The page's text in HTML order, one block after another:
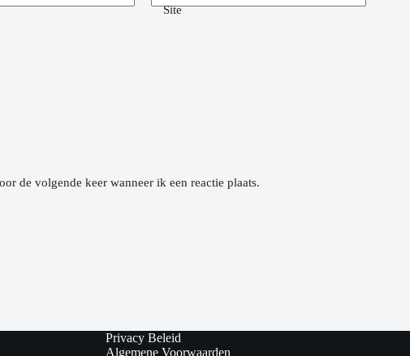
Site
de volgende keer wanneer ik een reactie plaats.
Privacy Beleid
Algemene Voorwaarden